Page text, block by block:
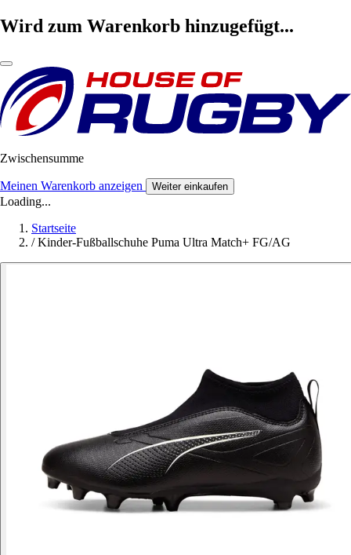
Wird zum Warenkorb hinzugefügt...
Zwischensumme
Meinen Warenkorb anzeigen Weiter einkaufen
Loading...
Startseite
/ Kinder-Fußballschuhe Puma Ultra Match+ FG/AG